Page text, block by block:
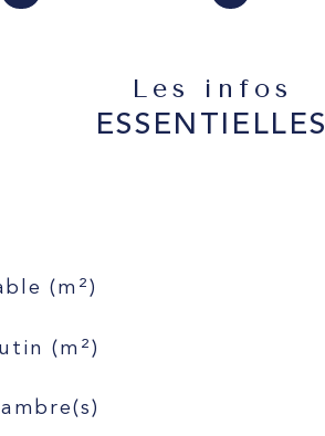
Les infos
ESSENTIELLES
(m²)
(m²)